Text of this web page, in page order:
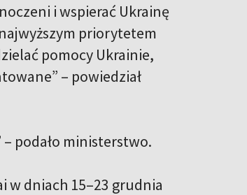
i wspierać Ukrainę
priorytetem
pomocy Ukrainie,
– powiedział
podało ministerstwo.
w dniach 15–23 grudnia